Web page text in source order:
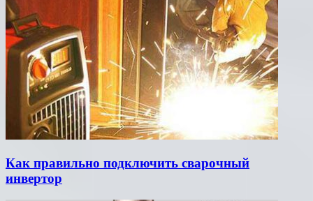
Как правильно подключить сварочный
инвертор